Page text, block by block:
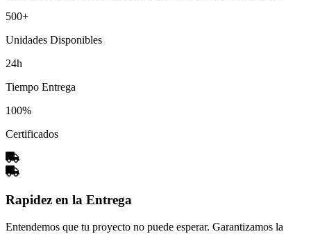
500+
Unidades Disponibles
24h
Tiempo Entrega
100%
Certificados
Rapidez en la Entrega
Entendemos que tu proyecto no puede esperar. Garantizamos la